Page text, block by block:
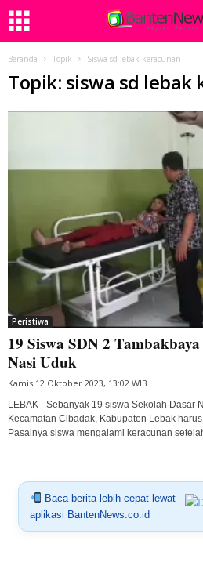
Beranda Topik Siswa sd lebak keracunan
Topik: siswa sd lebak
Peristiwa
19 Siswa SDN 2
Nasi Uduk
Kamis 12 Oktober 2023, 13:02 WIB
LEBAK - Sebanyak 19 siswa Sekolah Dasar
Kecamatan Cibadak, Kabupaten Lebak
Pasalnya siswa mengalami keracunan
Baca berita lebih cepat lewat
aplikasi BantenNews.co.id